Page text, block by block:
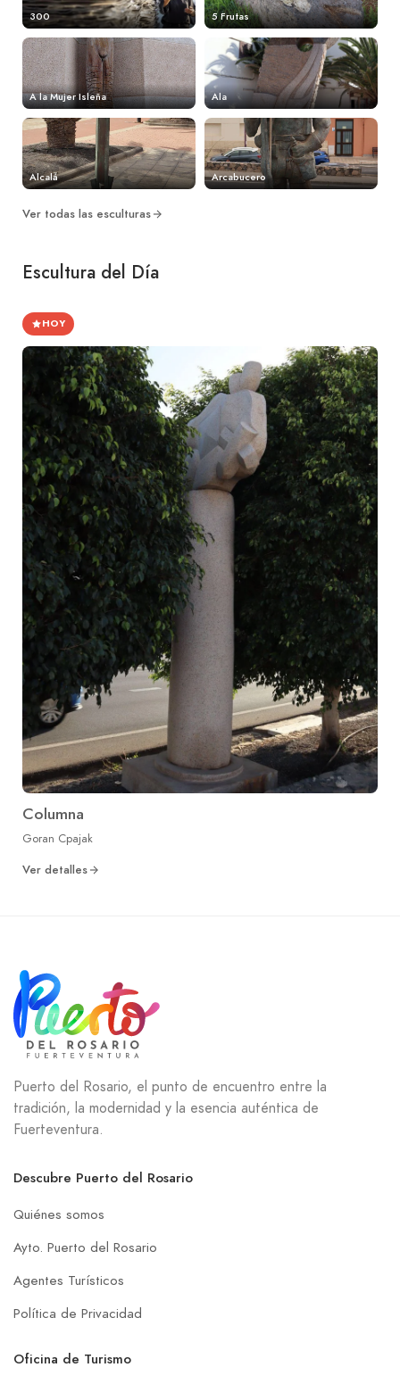
300 5 Frutas
A la Mujer Isleña Ala
Alcalá Arcabucero
Ver todas las esculturas
Escultura del Día
HOY
Columna
Goran Cpajak
Ver detalles
Puerto del Rosario, el punto de encuentro entre la
tradición, la modernidad y la esencia auténtica de
Fuerteventura.
Descubre Puerto del Rosario
Quiénes somos
Ayto. Puerto del Rosario
Agentes Turísticos
Política de Privacidad
Oficina de Turismo